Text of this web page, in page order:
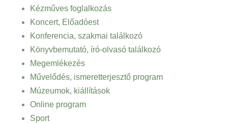
Kézműves foglalkozás
Koncert, Előadóest
Konferencia, szakmai találkozó
Könyvbemutató, író-olvasó találkozó
Megemlékezés
Művelődés, ismeretterjesztő program
Múzeumok, kiállítások
Online program
Sport